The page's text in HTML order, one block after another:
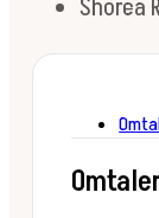
Shorea